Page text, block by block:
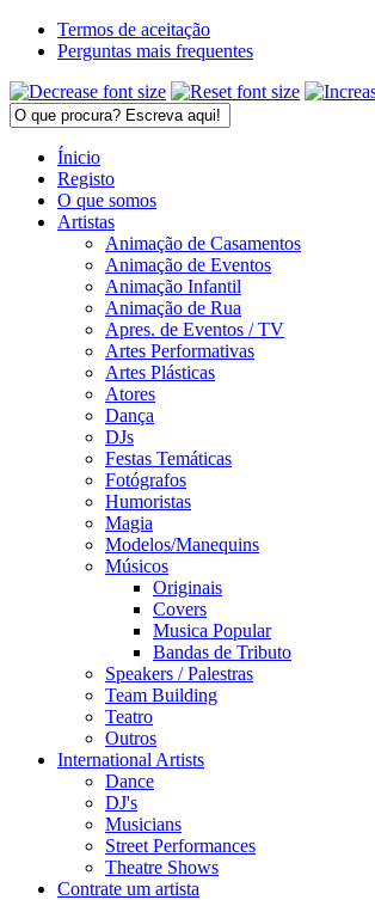
Termos de aceitação
Perguntas mais frequentes
Ínicio
Registo
O que somos
Artistas
Animação de Casamentos
Animação de Eventos
Animação Infantil
Animação de Rua
Apres. de Eventos / TV
Artes Performativas
Artes Plásticas
Atores
Dança
DJs
Festas Temáticas
Fotógrafos
Humoristas
Magia
Modelos/Manequins
Músicos
Originais
Covers
Musica Popular
Bandas de Tributo
Speakers / Palestras
Team Building
Teatro
Outros
International Artists
Dance
DJ's
Musicians
Street Performances
Theatre Shows
Contrate um artista